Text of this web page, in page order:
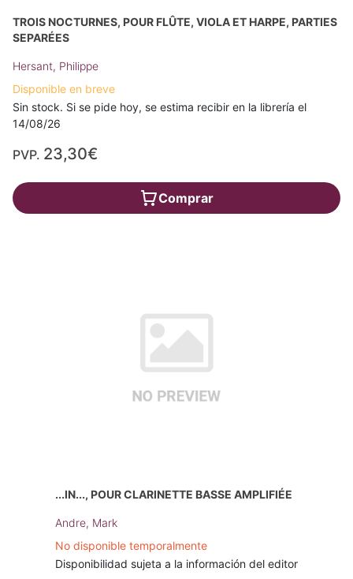
TROIS NOCTURNES, POUR FLÛTE, VIOLA ET HARPE, PARTIES
SEPARÉES
Hersant, Philippe
Disponible en breve
Sin stock. Si se pide hoy, se estima recibir en la librería el
14/08/26
PVP. 23,30€
Comprar
...IN..., POUR CLARINETTE BASSE AMPLIFIÉE
Andre, Mark
No disponible temporalmente
Disponibilidad sujeta a la información del editor